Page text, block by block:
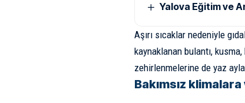
Yalova Eğitim ve
Aşırı sıcaklar nedeniyle
kaynaklanan bulantı,
zehirlenmelerine de yaz
Bakımsız